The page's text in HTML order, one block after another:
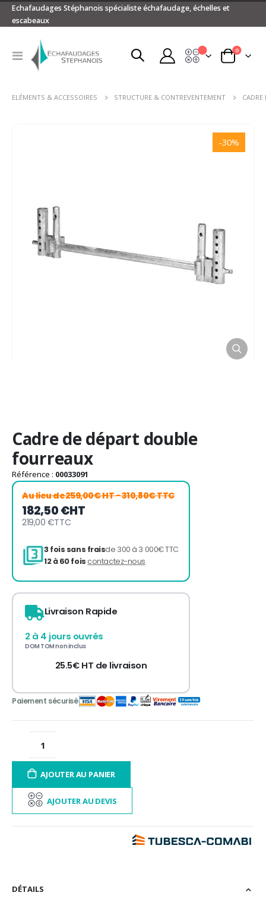
Echafaudages Stéphanois spécialiste échafaudage, échelles et
escabeaux
Basculer
Panier
0articles
Devis
ELÉMENTS & ACCESSOIRES STRUCTURE & CONTREVENTEMENT CADRE
d’images
-30%
au
début
de
la
Galerie
d’images
Cadre de départ double
fourreaux
Référence : 00033091
Au lieu de259,00€ HT- 310,80€ TTC
182,50 €HT
219,00 €TTC
3 fois sans frais
Livraison Rapide
2 à 4 jours ouvrés
DOM TOM non inclus
25.5€ HT de livraison
AJOUTER AU PANIER
AJOUTER AU DEVIS
DÉTAILS